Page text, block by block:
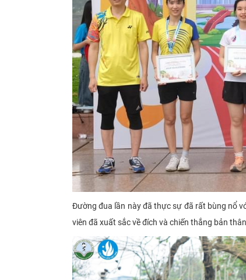
Đường đua lần này đã thực sự đã rất bùng nổ
viên đã xuất sắc về đích và chiến thắng bản